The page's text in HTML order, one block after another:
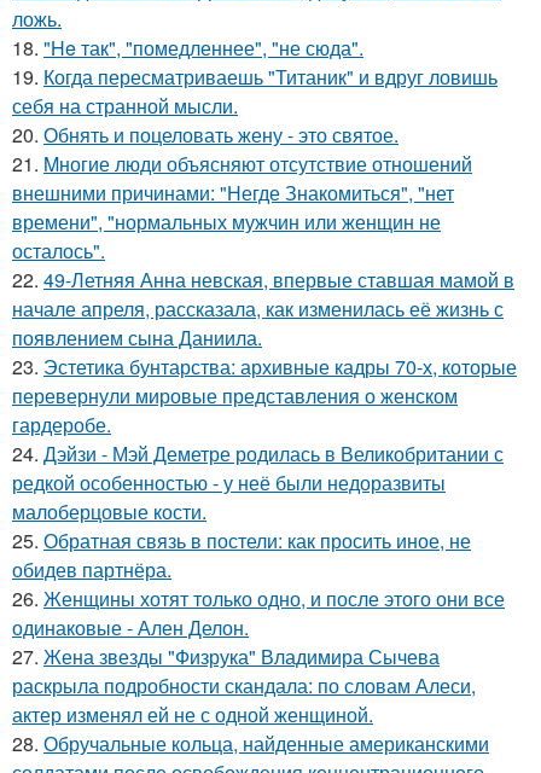
ложь.
18. "He так", "помедленнее", "не сюда".
19. Когда пересматриваешь "Титаник" и вдруг ловишь
себя на странной мысли.
20. Обнять и поцеловать жену - это святое.
21. Mногие люди объясняют отсутствие отношений
внешними причинами: "Негде Знакомиться", "нет
времени", "нормальных мужчин или женщин не
осталось".
22. 49-Летняя Анна невская, впервые ставшая мамой в
начале апреля, рассказала, как изменилась её жизнь с
появлением сына Даниила.
23. Эстетика бунтарства: архивные кадры 70-х, которые
перевернули мировые представления о женском
гардеробе.
24. Дэйзи - Мэй Деметре родилась в Великобритании с
редкой особенностью - у неё были недоразвиты
малоберцовые кости.
25. Обратная связь в постели: как просить иное, не
обидев партнёра.
26. Женщины хотят только одно, и после этого они все
одинаковые - Ален Делон.
27. Жена звезды "Физрука" Владимира Сычева
раскрыла подробности скандала: по словам Алеси,
актер изменял ей не с одной женщиной.
28. Обручальные кольца, найденные американскими